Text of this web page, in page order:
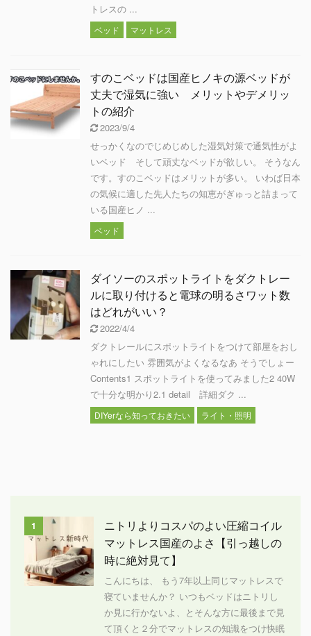
トレスの ...
ベッド マットレス
すのこベッドは国産ヒノキの源ベッドが
丈夫で湿気に強い メリットやデメリッ
トの紹介
2023/9/4
せっかくなのでじめじめした湿気対策で通気性がよ
いベッド そして頑丈なベッドが欲しい。 そうなん
です。すのこベッドはメリットが多い。 いわば日本
の気候に適した先人たちの知恵がぎゅっと詰まって
いる国産ヒノ ...
ベッド
ダイソーのスポットライトをダクトレー
ルに取り付けると電球の明るさワット数
はどれがいい？
2022/4/4
ダクトレールにスポットライトをつけて部屋をおし
ゃれにしたい 雰囲気がよくなるなあ そうでしょー
Contents1 スポットライトを使ってみました2 40W
で十分な明かり2.1 detail 詳細ダク ...
DIYerなら知っておきたい ライト・照明
1
ニトリよりコスパのよい圧縮コイル
マットレス国産のよさ【引っ越しの
時に絶対見て】
こんにちは、 もう7年以上同じマットレスで
寝ていませんか？ いつもベッドはニトリし
か見に行かないよ、とそんな方に最後まで見
て頂くと２分でマットレスの知識をつけ快眠